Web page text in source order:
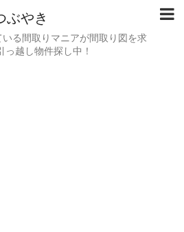
ぶやき
る間取りマニアが間取り図を求
越し物件探し中！